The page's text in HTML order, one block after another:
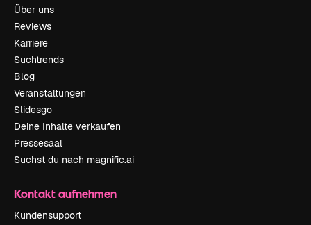
Über uns
Reviews
Karriere
Suchtrends
Blog
Veranstaltungen
Slidesgo
Deine Inhalte verkaufen
Pressesaal
Suchst du nach magnific.ai
Kontakt aufnehmen
Kundensupport